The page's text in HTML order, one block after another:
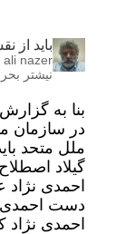
باید از
ali nazer
نیشتر
بنا به گزارش
در سازمان
ملل متحد
گیلاد
احمدی نژاد
دست احمدی
احمدی نژاد